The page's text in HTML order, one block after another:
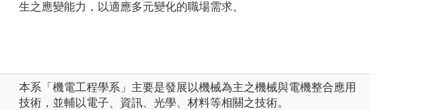
生之應變能力，以適應多元變化的職場需求。
本系「機電工程學系」主要是發展以機械為主之機械與電機整合應用
技術，並輔以電子、資訊、光學、材料等相關之技術。